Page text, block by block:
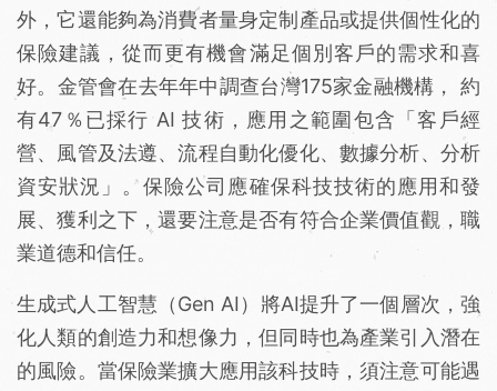
外，它還能夠為消費者量身定制產品或提供個性化的
保險建議，從而更有機會滿足個別客戶的需求和喜
好。金管會在去年年中調查台灣175家金融機構， 約
有47％已採行 AI 技術，應用之範圍包含「客戶經
營、風管及法遵、流程自動化優化、數據分析、分析
資安狀況」。保險公司應確保科技技術的應用和發
展、獲利之下，還要注意是否有符合企業價值觀，職
業道德和信任。
生成式人工智慧（Gen AI）將AI提升了一個層次，強
化人類的創造力和想像力，但同時也為產業引入潛在
的風險。當保險業擴大應用該科技時，須注意可能遇